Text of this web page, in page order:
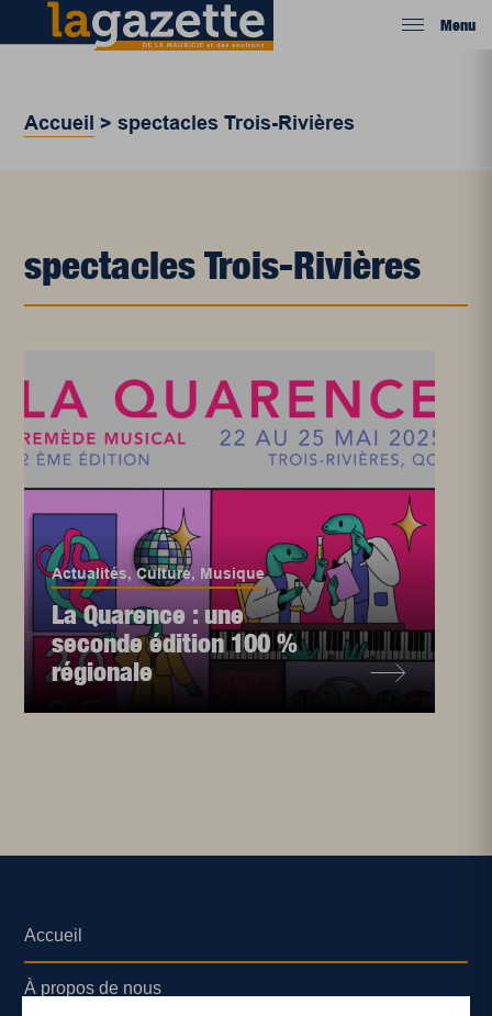
Menu
Accueil >spectacles Trois-Rivières
spectacles Trois-Rivières
Actualités,Culture, Musique
La Quarence : une
seconde édition 100 %
régionale
Accueil
À propos de nous